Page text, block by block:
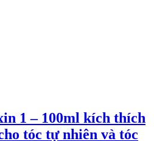
1 – 100ml kích thích
tóc tự nhiên và tóc